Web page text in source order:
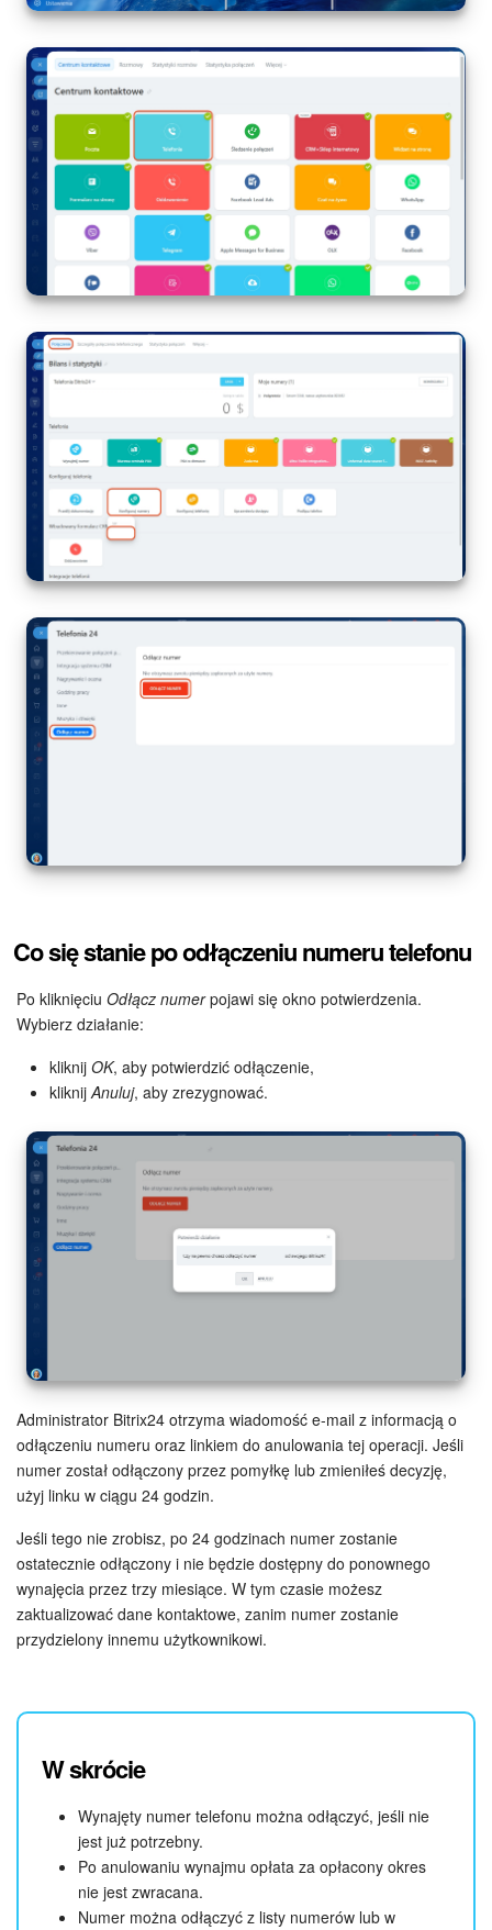
Co się stanie po odłączeniu numeru telefonu
Po kliknięciu Odłącz numerpojawi się okno potwierdzenia.
Wybierz działanie:
kliknij OK, aby potwierdzić odłączenie,
kliknijAnuluj, aby zrezygnować.
Administrator Bitrix24 otrzyma wiadomość e-mail z informacją o
odłączeniu numeru oraz linkiem do anulowania tej operacji. Jeśli
numer został odłączony przez pomyłkę lub zmieniłeś decyzję,
użyj linku w ciągu 24 godzin.
Jeśli tego nie zrobisz, po 24 godzinach numer zostanie
ostatecznie odłączony i nie będzie dostępny do ponownego
wynajęcia przez trzy miesiące. W tym czasie możesz
zaktualizować dane kontaktowe, zanim numer zostanie
przydzielony innemu użytkownikowi.
W skrócie
Wynajęty numer telefonu można odłączyć, jeśli nie
jest już potrzebny.
Po anulowaniu wynajmu opłata za opłacony okres
nie jest zwracana.
Numer można odłączyć z listy numerów lub w